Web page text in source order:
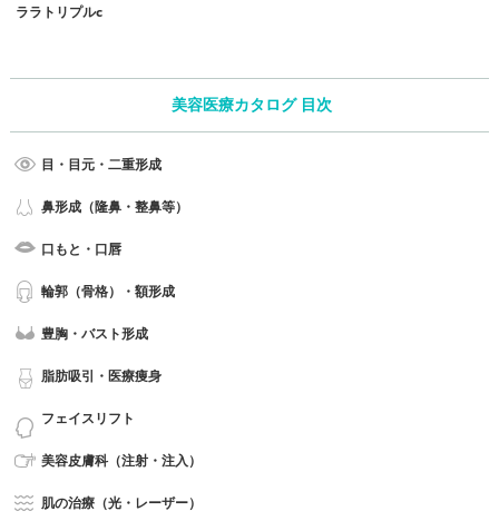
ララトリプルc
美容医療カタログ 目次
目・目元・二重形成
鼻形成（隆鼻・整鼻等）
口もと・口唇
輪郭（骨格）・額形成
豊胸・バスト形成
脂肪吸引・医療痩身
フェイスリフト
美容皮膚科（注射・注入）
肌の治療（光・レーザー）